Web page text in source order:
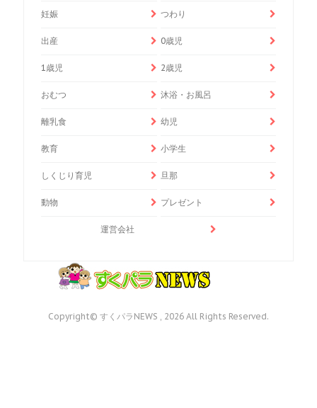
妊娠 つわり
出産 0歳児
1歳児 2歳児
おむつ 沐浴・お風呂
離乳食 幼児
教育 小学生
しくじり育児 旦那
動物 プレゼント
運営会社
Copyright© すくパラNEWS , 2026 All Rights Reserved.